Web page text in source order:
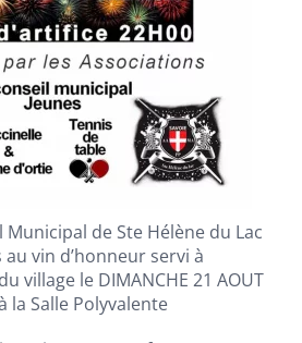
Municipal de Ste Hélène du Lac
vin d’honneur servi à
village le DIMANCHE 21 AOUT
la Salle Polyvalente